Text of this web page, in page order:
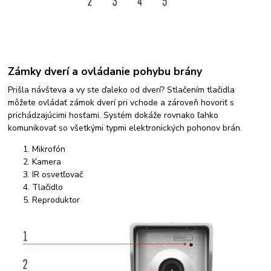
Zámky dverí a ovládanie pohybu brány
Prišla návšteva a vy ste ďaleko od dverí? Stlačením tlačidla
môžete ovládať zámok dverí pri vchode a zároveň hovoriť s
prichádzajúcimi hosťami. Systém dokáže rovnako ľahko
komunikovať so všetkými typmi elektronických pohonov brán.
Mikrofón
Kamera
IR osvetľovač
Tlačidlo
Reproduktor